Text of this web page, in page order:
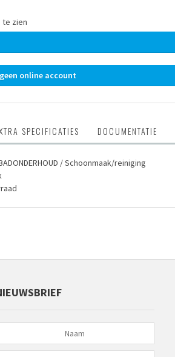
te zien
online account
SPECIFICATIES DOCUMENTATIE
/ Schoonmaak/reiniging